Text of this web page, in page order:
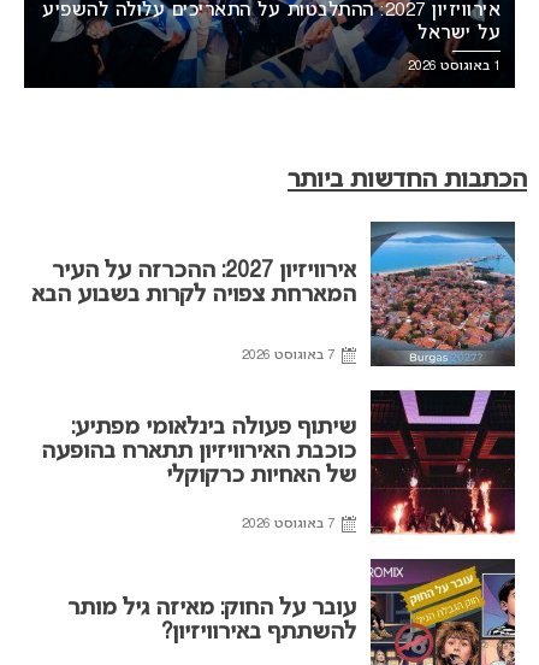
אירוויזיון 2027: ההתלבטות על התאריכים עלולה להשפיע
על ישראל
1 באוגוסט 2026
הכתבות החדשות ביותר
אירוויזיון 2027: ההכרזה על העיר
המארחת צפויה לקרות בשבוע הבא
7 באוגוסט 2026
שיתוף פעולה בינלאומי מפתיע:
כוכבת האירוויזיון תתארח בהופעה
של האחיות כרקוקלי
7 באוגוסט 2026
עובר על החוק: מאיזה גיל מותר
להשתתף באירוויזיון?